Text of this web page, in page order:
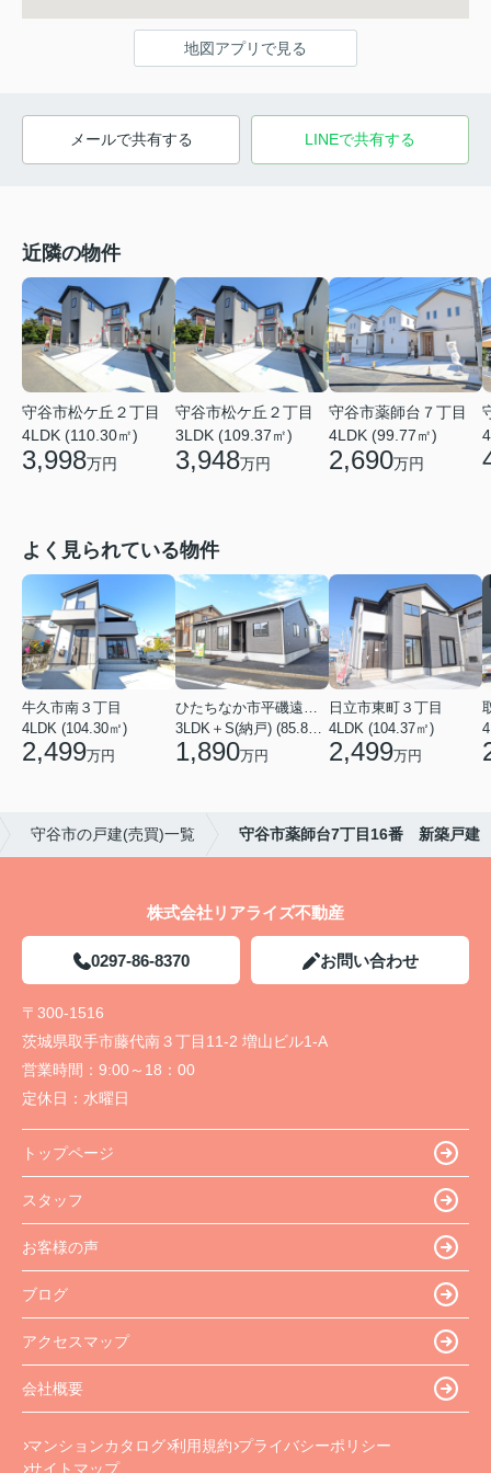
地図アプリで見る
メールで共有する LINEで共有する
近隣の物件
守谷市松ケ丘２丁目
4LDK (110.30㎡)
3,998万円
守谷市松ケ丘２丁目
3LDK (109.37㎡)
3,948万円
守谷市薬師台７丁目
4LDK (99.77㎡)
2,690万円
よく見られている物件
牛久市南３丁目
4LDK (104.30㎡)
2,499万円
ひたちなか市平磯遠原町
3LDK＋S(納戸) (85.86㎡)
1,890万円
日立市東町３丁目
4LDK (104.37㎡)
2,499万円
守谷市の戸建(売買)一覧 守谷市薬師台7丁目16番 新築戸建
株式会社リアライズ不動産
0297-86-8370 お問い合わせ
〒300-1516
茨城県取手市藤代南３丁目11-2 増山ビル1-A
営業時間： 9:00～18：00
定休日： 水曜日
トップページ
スタッフ
お客様の声
ブログ
アクセスマップ
会社概要
マンションカタログ 利用規約 プライバシーポリシー
サイトマップ